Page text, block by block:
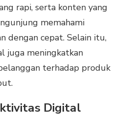
rapi, serta konten yang
memahami
dengan cepat. Selain itu,
juga meningkatkan
terhadap produk
Digital